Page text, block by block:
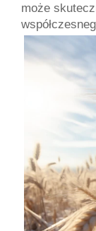
może